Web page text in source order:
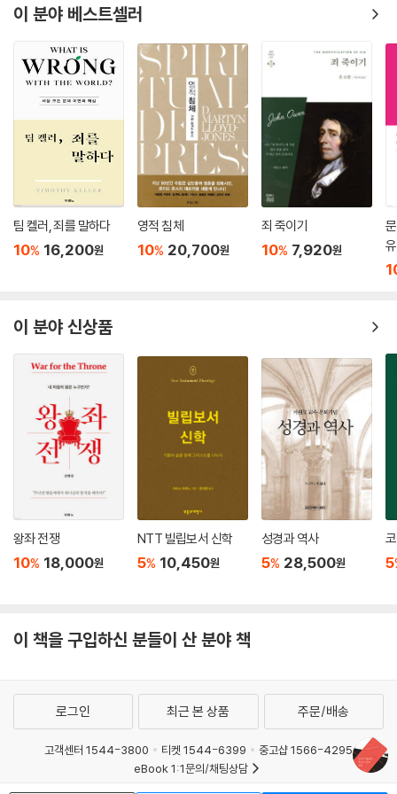
--- 「2장│“믿음으로 의롭게 되다/그리스도와 함께 십자가에 못 박히다”」
그렇다면 빌립보서 2:6-11은 순종하는 아들이신 그리스도의 내러티브적
정체성과 거룩함뿐만 아니라, 아버지이신 하나님의 내러티브적 정체성과
거룩함도 드러낸다. 본서 1장에서 강조했듯이, 이것은 반직관적이고 반문
화적이며 반제국적인 형태의 신성이다. 하지만 이것이 바로 바울에게는
‘하나님의 형상’으로서 그리스도의 의미다. 그리고 그것은 우리가 하나님
에 대해 다시 생각하기를 바울이 원한다는 의미다. 분명히 바울은 그리스
도가 행한 일이 반직관적이고 지나칠 정도로 관습을 벗어났음에도, 궁극적
으로는 신성의 위반이 아니라 신성의 표현이며 그렇기에 하나님의 거룩함
의 표현이라고 암시한다. 그렇지 않고 그리스도가 하나님의 성품을 저버린
사고 체계에서는 ‘그는 하나님의 형태이시므로’의 뜻이기도 하다는 것이
하지만 여기서 급히 덧붙여야 할 내용이 있다. 그것은 십자가화의 구현(예
를 들어, 자기희생)이 반드시 성령의 사역은 아니라는 점이다. 바울에게 십
자가 형태의 자기희생이 거룩함의 독특한 차원이며 필수 조건인 것은 맞지
만, 그것이 거룩함의 전부는 아니다. 특히 앞서 확인했듯이, 바울에게 성적
인 거룩함이 없는 십자가화는 결코 거룩함이 아니다. 그것은 사이비 거룩
함이다. 어떤 사람이 다른 사람을 위한 ‘자기희생’의 대가로 금전이나 다른
형태의 보수를 받는다면, 그것은 진정한 자기희생의 행위가 아니다.
더욱이 바울은 성적 방종/부도덕이 십자가 형태 실존을 부정하는 것이라
문이다. 바울에게 성적 부도덕[그리스어 ‘포르네이아’(porneia)?“동성애
한 형태이며, 다른 사람에게 해를 끼치고 개인과 공동체 모두의 거룩함을
약화하는 자기 탐닉의 한 형태이기 때문이다.
--- 「3장│“내가 십자가 형태이니, 너희도 십자가 형태가 될지어다”」 중에
ㆍ바울 연구에 관심 있는 모든 독자
ㆍ바울의 구원론에서 ‘그리스도와 함께 십자가에 못 박힘’이 어떻게 ‘하나
님의 성품에 참여하는 것’으로 이어지는지 궁금한 독자
ㆍ바울에 대한 전통적 관점과 새로운 관점을 통합하고, 이를 초월한 관점
이 무엇인지 궁금한 독자
ㆍ빌립보서 2:6-11과 갈라디아서, 로마서 등에 나타나는 칭의 개념을 바
르게 이해하고자 하는 독자
스, 곧 하나님의 백성이 십자가에서 계시된 하나님의 생명과 성품에 참여
하는 것에 있음을 설득력 있게 주장한다. 마이클 고먼은 결실 없는 이분법
을 극복하며 ‘바울에 대한 새로운 관점’과 전통주의 비평가 사이의 최근 논
쟁을 초월하는 강력하고 건설적인 설명으로 바울 신학에 관한 최근 논쟁의
결과를 능숙하게 통합한다. 『십자가 형태의 하나님 안에 살다』는 바울 복
음의 비폭력적이고 세상을 변화시키는 성격을 이해하기 위한 길을 제시한
다.
- 리처드 헤이스 (듀크 대학교 신학대학원 신약학 조지 워싱턴 아이비 명예교수)
『십자가 형태의 하나님 안에 살다』는 바울에 대한 분할된 접근 방식에 중
요한 교정 역할을 하며, 칭의를 영적 변화와 명료하게 연결한다. 믿음, 사
랑, 행동이 합쳐지면 테오시스-즉, 그리스도와 하나님의 성품을 취하는
- 스티븐 핀란 (Salvation Not Purchased 저자)
마이클 고먼은 이 선구적인 연구에서 칭의와 거룩함에 대한 바울의 이해를
새롭게 보는 방법을 제시한다. 오래된 영토에서 새로운 길을 개척하는 고
먼은 비폭력과 십자가의 변화시키는 힘에 뿌리를 둔 거룩함과 칭의의 비전
으로 우리를 이끈다. 그의 연구는 목회자들에게는 설교에 대한 새로운 통
찰을 제공하고, 학자들에게는 오래된 질문을 해결하는 새로운 방법을 제공
할 것이다.
- 프랭크 마테라 (미국 가톨릭 대학교 성서학 명예교수)
이 분야 베스트셀러
팀 켈러, 죄를 말하다
10% 16,200원
영적 침체
10% 20,700원
죄 죽이기
10% 7,920원
이 분야 신상품
왕좌 전쟁
10% 18,000원
NTT 빌립보서 신학
5% 10,450원
성경과 역사
5% 28,500원 5
이 책을 구입하신 분들이 산 분야 책
로그인 최근 본 상품 주문/배송
고객센터 1544-3800 티켓 1544-6399
중고샵 1566-4295
eBook 1:1문의/채팅상담